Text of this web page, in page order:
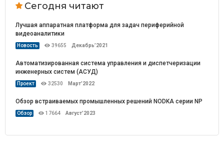
Сегодня читают
Лучшая аппаратная платформа для задач периферийной
видеоаналитики
Новость 39655 Декабрь’2021
Автоматизированная система управления и диспетчеризации
инженерных систем (АСУД)
Проект 32530 Март’2022
Обзор встраиваемых промышленных решений NODKA серии NP
Обзор 17664 Август’2023